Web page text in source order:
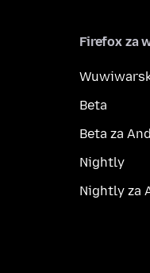
Firefox za
Beta
Beta za
Nightly
Nightly za